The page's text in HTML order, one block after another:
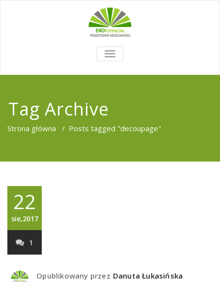
TOGGLE
NAVIGATION
Tag Archive
Strona główna / Posts tagged "decoupage"
22
sie,2017
1
Opublikowany przez Danuta Łukasińska